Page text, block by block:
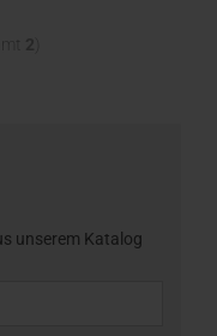
unserem Katalog